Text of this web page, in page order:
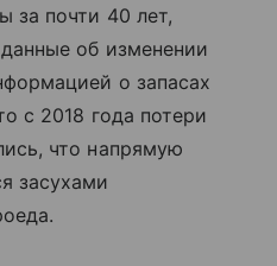
за почти 40 лет,
об изменении
о запасах
с 2018 года потери
что напрямую
засухами